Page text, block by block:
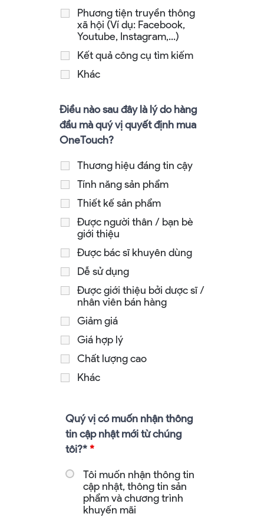
Phương tiện truyền thông
xã hội (Ví dụ: Facebook,
Youtube, Instagram,...)
Kết quả công cụ tìm kiếm
Khác
Điều nào sau đây là lý do hàng
đầu mà quý vị quyết định mua
OneTouch?
Thương hiệu đáng tin cậy
Tính năng sản phẩm
Thiết kế sản phẩm
Được người thân / bạn bè
giới thiệu
Được bác sĩ khuyên dùng
Dễ sử dụng
Được giới thiệu bởi dược sĩ /
nhân viên bán hàng
Giảm giá
Giá hợp lý
Chất lượng cao
Khác
Quý vị có muốn nhận thông
tin cập nhật mới từ chúng
tôi?**
Tôi muốn nhận thông tin
cập nhật, thông tin sản
phẩm và chương trình
khuyến mãi